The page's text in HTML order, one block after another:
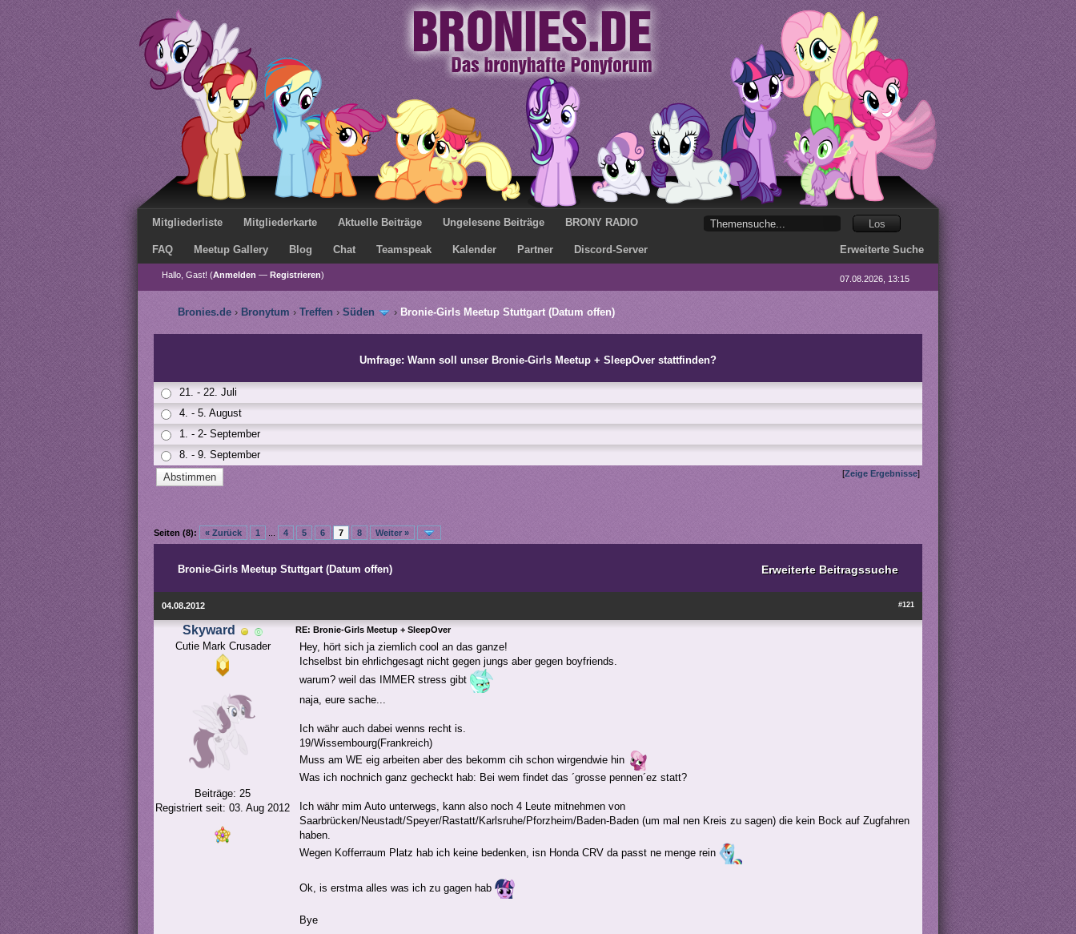
Mitgliederliste Mitgliederkarte Aktuelle Beiträge Ungelesene Beiträge BRONY RADIO
FAQ Meetup Gallery Blog Chat Teamspeak Kalender Partner Discord-Server Erweiterte Suche
Hallo, Gast! (Anmelden — Registrieren) 07.08.2026, 13:15
Bronies.de › Bronytum › Treffen › Süden › Bronie-Girls Meetup Stuttgart (Datum offen)
Umfrage: Wann soll unser Bronie-Girls Meetup + SleepOver stattfinden?
21. - 22. Juli
4. - 5. August
1. - 2- September
8. - 9. September
[Zeige Ergebnisse]
Seiten (8): « Zurück 1 4 5 6 7 8 Weiter »
Erweiterte Beitragssuche
Bronie-Girls Meetup Stuttgart (Datum offen)
#121
04.08.2012
Skyward
Cutie Mark Crusader
Beiträge: 25
Registriert seit: 03. Aug 2012
RE: Bronie-Girls Meetup + SleepOver
Hey, hört sich ja ziemlich cool an das ganze!
Ichselbst bin ehrlichgesagt nicht gegen jungs aber gegen boyfriends.
warum? weil das IMMER stress gibt
naja, eure sache...
Ich währ auch dabei wenns recht is.
19/Wissembourg(Frankreich)
Muss am WE eig arbeiten aber des bekomm cih schon wirgendwie hin
Was ich nochnich ganz gecheckt hab: Bei wem findet das ´grosse pennen´ez statt?
Ich währ mim Auto unterwegs, kann also noch 4 Leute mitnehmen von
Saarbrücken/Neustadt/Speyer/Rastatt/Karlsruhe/Pforzheim/Baden-Baden (um mal nen Kreis zu sagen) die kein Bock auf Zugfahren
haben.
Wegen Kofferraum Platz hab ich keine bedenken, isn Honda CRV da passt ne menge rein
Ok, is erstma alles was ich zu gagen hab
Bye